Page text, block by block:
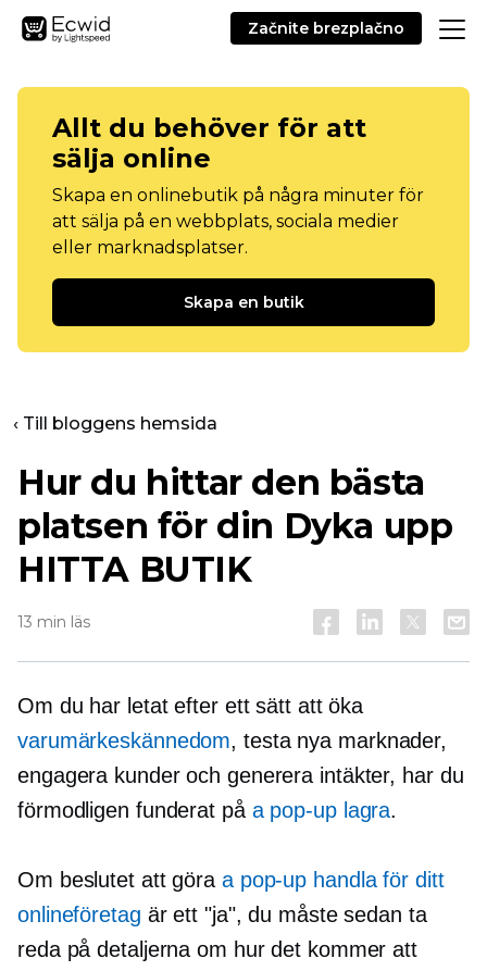
Začnite brezplačno
Allt du behöver för att
sälja online
Skapa en onlinebutik på några minuter för
att sälja på en webbplats, sociala medier
eller marknadsplatser.
Skapa en butik
‹ Till bloggens hemsida
Hur du hittar den bästa
platsen för din Dyka upp
HITTA BUTIK
13 min läs
Om du har letat efter ett sätt att öka
varumärkeskännedom, testa nya marknader,
engagera kunder och generera intäkter, har du
förmodligen funderat på a pop-uplagra.
Om beslutet att göra a pop-up handla för ditt
onlineföretag är ett "ja", du måste sedan ta
reda på detaljerna om hur det kommer att